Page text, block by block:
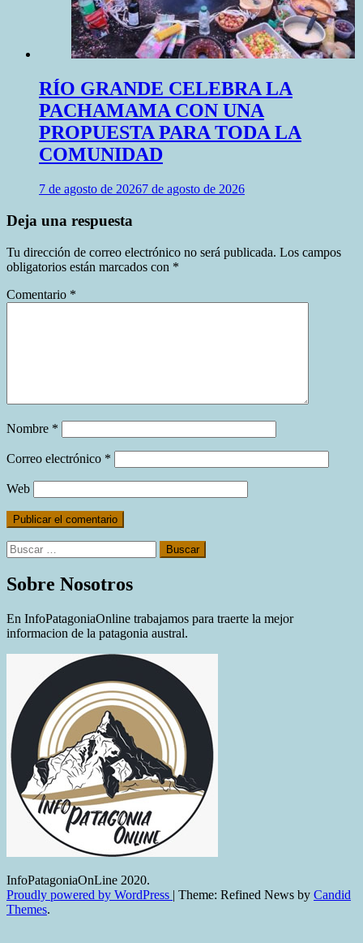
RÍO GRANDE CELEBRA LA
PACHAMAMA CON UNA
PROPUESTA PARA TODA LA
COMUNIDAD
7 de agosto de 20267 de agosto de 2026
Deja una respuesta
Tu dirección de correo electrónico no será publicada. Los campos
obligatorios están marcados con *
Comentario *
Nombre *
Correo electrónico *
Web
Buscar:
Sobre Nosotros
En InfoPatagoniaOnline trabajamos para traerte la mejor
informacion de la patagonia austral.
InfoPatagoniaOnLine 2020.
Proudly powered by WordPress | Theme: Refined News by Candid
Themes.